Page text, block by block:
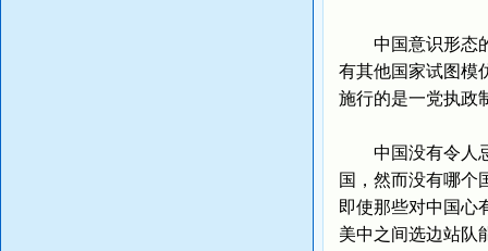
中国意识形态的
有其他国家试图模
施行的是一党执政
中国没有令人忌
国，然而没有哪个
即使那些对中国
美中之间选边站队